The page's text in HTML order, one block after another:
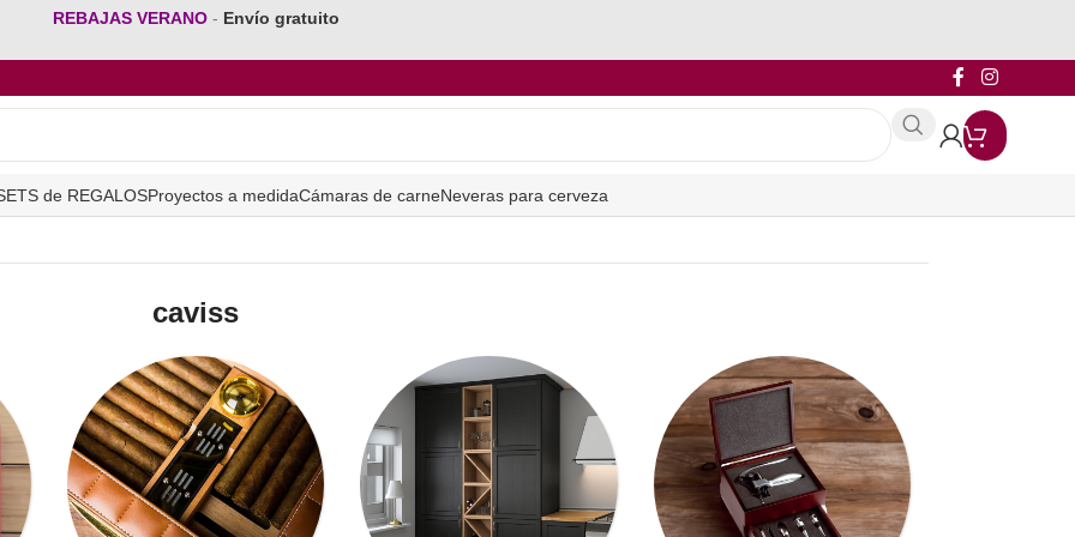
REBAJAS VERANO - Envío gratuito
de REGALOSProyectos a medidaCámaras de carneNeveras para cerveza
caviss